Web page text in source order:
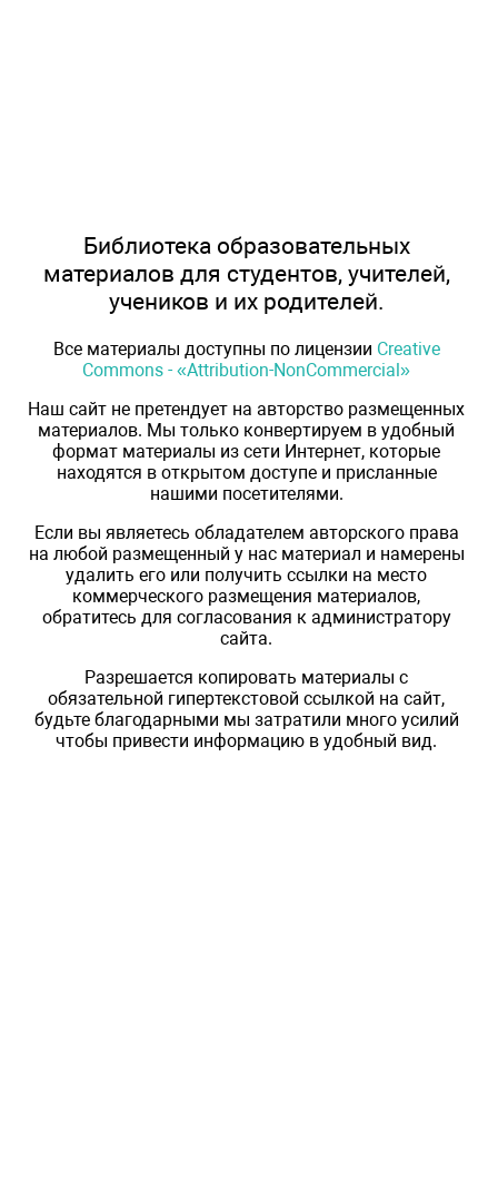
Библиотека образовательных
материалов для студентов, учителей,
учеников и их родителей.
Все материалы доступны по лицензии Creative
Commons - «Attribution-NonCommercial»
Наш сайт не претендует на авторство размещенных
материалов. Мы только конвертируем в удобный
формат материалы из сети Интернет, которые
находятся в открытом доступе и присланные
нашими посетителями.
Если вы являетесь обладателем авторского права
на любой размещенный у нас материал и намерены
удалить его или получить ссылки на место
коммерческого размещения материалов,
обратитесь для согласования к администратору
сайта.
Разрешается копировать материалы с
обязательной гипертекстовой ссылкой на сайт,
будьте благодарными мы затратили много усилий
чтобы привести информацию в удобный вид.